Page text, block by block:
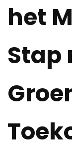
het
Stap